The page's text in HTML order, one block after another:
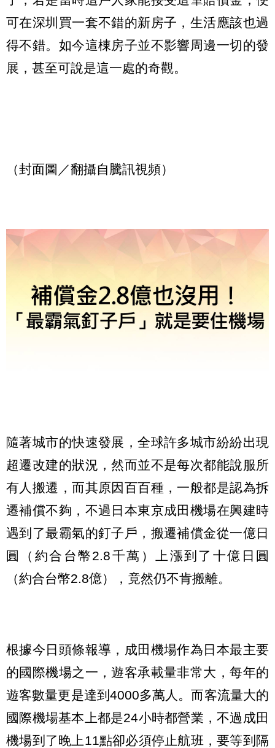
可在深圳買一套不錯的新房子，生活應該也過
得不錯。如今這棟房子並不影響周邊一切的發
展，甚至可說是這一處的奇觀。
（封面圖／翻攝自騰訊視頻）
隨著城市的快速發展，全球許多城市紛紛出現
超遷改建的狀況，然而並不是每次都能說服所
有人搬遷，而其原因百百種，一般都是認為拆
遷補償不夠，不過日本東京成田機場在興建時
遇到了最霸氣的釘子戶，搬遷補償金從一億日
圓（約合台幣2.8千萬）上漲到了十億日圓
（約合台幣2.8億），竟然仍不肯搬離。
根據今日頭條報導，成田機場作為日本最主要
的國際機場之一，遊客承載量非常大，每年的
遊客數量更是達到4000多萬人。而客流量大的
國際機場基本上都是24小時都營業，不過成田
機場到了晚上11點卻必須停止航班，要等到隔